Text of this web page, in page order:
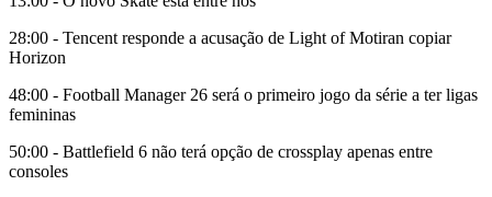
28:00 - Tencent responde a acusação de Light of Motiran copiar
Horizon
48:00 - Football Manager 26 será o primeiro jogo da série a ter ligas
femininas
50:00 - Battlefield 6 não terá opção de crossplay apenas entre
consoles